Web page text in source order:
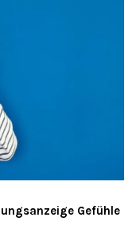
Gefühle